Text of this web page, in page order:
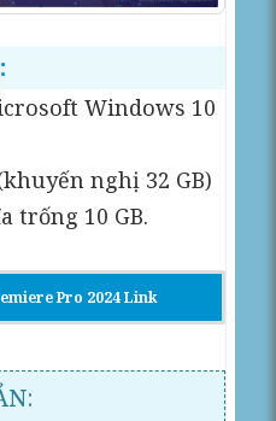
Windows 10
nghị 32 GB)
trống 10 GB.
Pro 2024 Link